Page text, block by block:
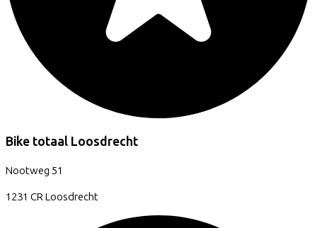
Bike totaal Loosdrecht
Nootweg 51
1231 CRLoosdrecht